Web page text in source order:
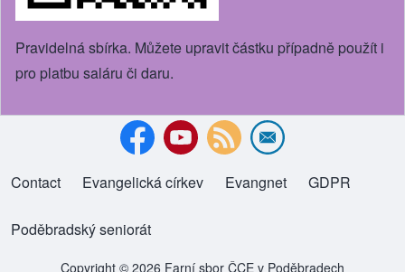
Pravidelná sbírka. Můžete upravit částku případně použít i
pro platbu saláru či daru.
Footer menu
Contact Evangelická církev
(opens in new tab) Evangnet
(opens in new tab)
GDPR
Poděbradský seniorát
(opens in new tab)
Copyright © 2026 Farní sbor ČCE v Poděbradech